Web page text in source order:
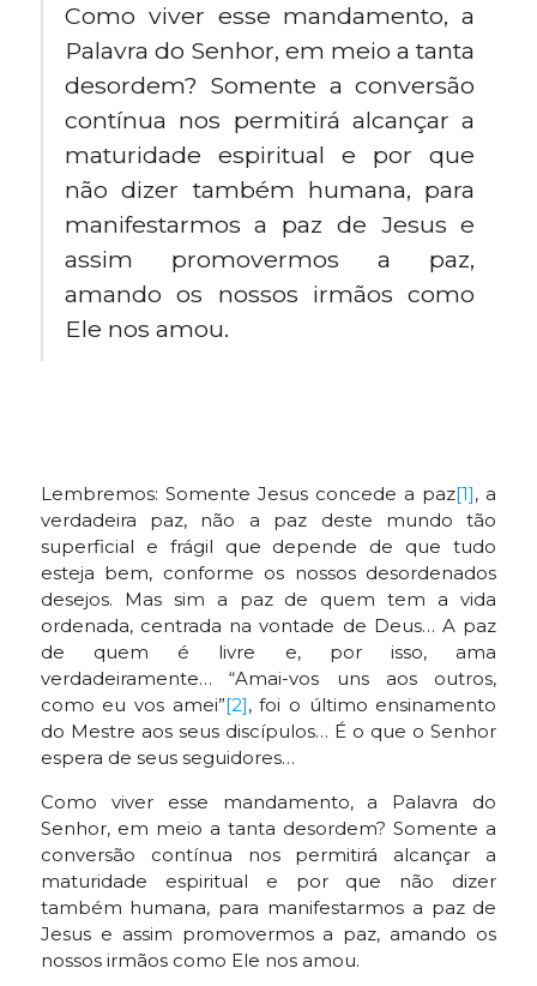
Como viver esse mandamento, a
Palavra do Senhor, em meio a tanta
desordem? Somente a conversão
contínua nos permitirá alcançar a
maturidade espiritual e por que
não dizer também humana, para
manifestarmos a paz de Jesus e
assim promovermos a paz,
amando os nossos irmãos como
Ele nos amou.
Lembremos: Somente Jesus concede a paz[1], a
verdadeira paz, não a paz deste mundo tão
superficial e frágil que depende de que tudo
esteja bem, conforme os nossos desordenados
desejos. Mas sim a paz de quem tem a vida
ordenada, centrada na vontade de Deus… A paz
de quem é livre e, por isso, ama
verdadeiramente… “Amai-vos uns aos outros,
como eu vos amei”[2], foi o último ensinamento
do Mestre aos seus discípulos… É o que o Senhor
espera de seus seguidores…
Como viver esse mandamento, a Palavra do
Senhor, em meio a tanta desordem? Somente a
conversão contínua nos permitirá alcançar a
maturidade espiritual e por que não dizer
também humana, para manifestarmos a paz de
Jesus e assim promovermos a paz, amando os
nossos irmãos como Ele nos amou.